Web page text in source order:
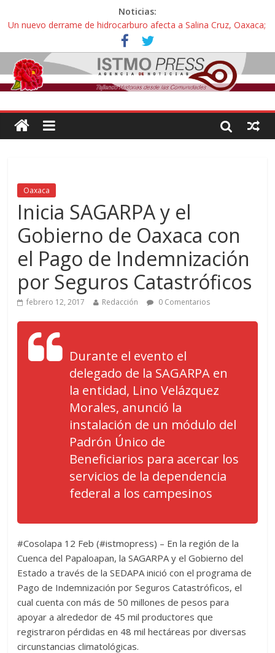
Noticias:
Un nuevo derrame de hidrocarburo afecta a Salina Cruz, Oaxaca;
ahora pescadores de Salinas del Marqués denuncian daños de
Pemex
Ángel, el joven autista expulsado por la Universidad Bienestar de
Ixtepec, Oaxaca vuelve a las aulas tras amparo
Familiares de periodista Alejandro Leyva se reúnen con titular de
intelectuales de su asesinato
Alertan pescadores de Juchitán, Oaxaca de nuevo despojo de su
Oaxaca
Inicia SAGARPA y el
Gobierno de Oaxaca con
el Pago de Indemnización
por Seguros Catastróficos
febrero 12, 2017 Redacción 0 Comentarios
Durante el evento el
delegado de la SAGARPA en
la entidad, Lino Velázquez
Morales, anunció la
instalación de un módulo del
Padrón Único de
Beneficiarios para acercar los
servicios de la dependencia
federal a los campesinos
#Cosolapa 12 Feb (#istmopress) – En la región de la
Cuenca del Papaloapan, la SAGARPA y el Gobierno del
Estado a través de la SEDAPA inició con el programa de
Pago de Indemnización por Seguros Catastróficos, el
cual cuenta con más de 50 millones de pesos para
apoyar a alrededor de 45 mil productores que
registraron pérdidas en 48 mil hectáreas por diversas
circunstancias climatológicas.